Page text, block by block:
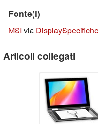
Fonte(i)
MSI via DisplaySpecifiche
Articoli collegati